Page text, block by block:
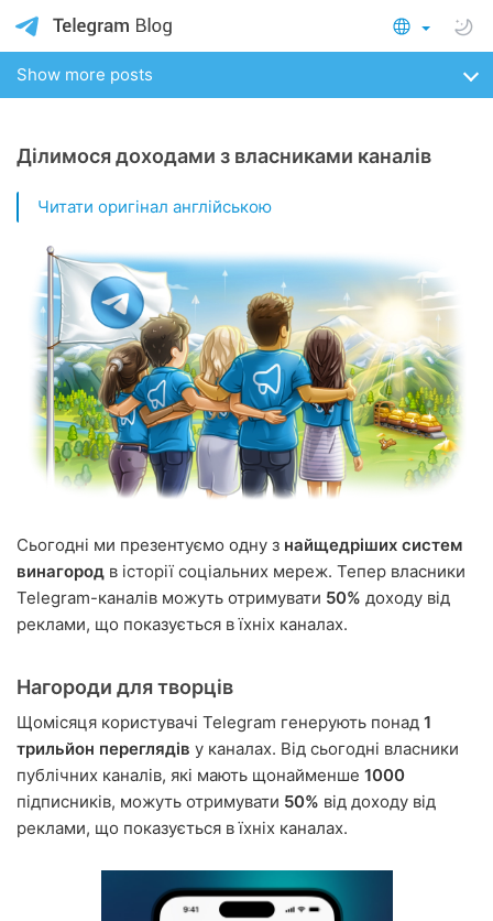
Show more posts
Ділимося доходами з власниками каналів
Читати оригінал англійською
Сьогодні ми презентуємо одну з найщедріших систем
винагород в історії соціальних мереж. Тепер власники
Telegram-каналів можуть отримувати 50% доходу від
реклами, що показується в їхніх каналах.
Нагороди для творців
Щомісяця користувачі Telegram генерують понад 1
трильйон переглядів у каналах. Від сьогодні власники
публічних каналів, які мають щонайменше 1000
підписників, можуть отримувати 50% від доходу від
реклами, що показується в їхніх каналах.